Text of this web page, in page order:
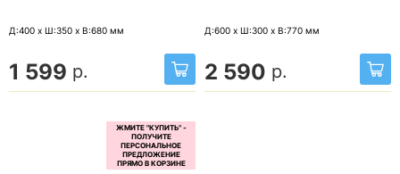
Д:400 x Ш:350 x В:680 мм
1 599 р.
Д:600 x Ш:300 x В:770 мм
2 590 р.